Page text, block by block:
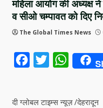
महिला आयोग की अध्यक्ष ने
व सीओ चम्पावत को दिए
The Global Times News
Facebook
Twitter
दी ग्लोबल टाइम्स न्यूज़ /देहरादून